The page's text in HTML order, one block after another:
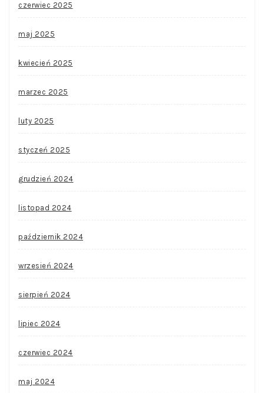
czerwiec 2025
maj 2025
kwiecień 2025
marzec 2025
luty 2025
styczeń 2025
grudzień 2024
listopad 2024
październik 2024
wrzesień 2024
sierpień 2024
lipiec 2024
czerwiec 2024
maj 2024